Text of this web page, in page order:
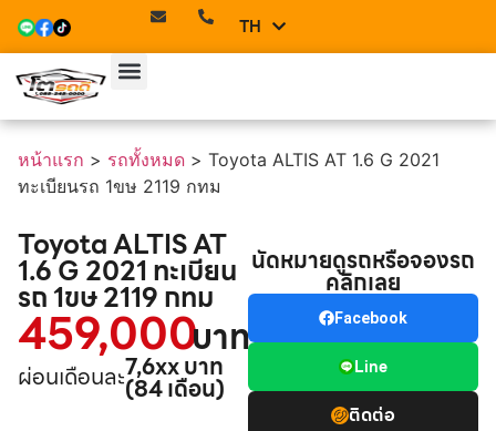
TH
EN
หน้าแรก > รถทั้งหมด > Toyota ALTIS AT 1.6 G 2021
ทะเบียนรถ 1ขษ 2119 กทม
Toyota ALTIS AT
1.6 G 2021 ทะเบียน
รถ 1ขษ 2119 กทม
459,000บาท
ผ่อนเดือนละ7,6xx บาท
(84 เดือน)
นัดหมายดูรถหรือจองรถ
คลิกเลย
Facebook
Line
ติดต่อ